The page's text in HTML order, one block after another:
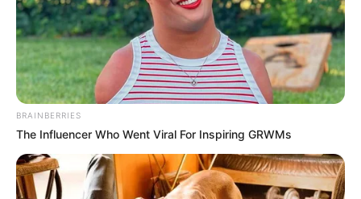
La suite de l’analyse du Pronostic
Quinté+ en détails
Klitchko de Belair (2) : Doté d’une expérience
précieuse sur le parcours, ce pensionnaire de
Lageneste & Macaire est régulier et capable de se
distinguer.
BRAINBERRIES
The Influencer Who Went Viral For Inspiring GRWMs